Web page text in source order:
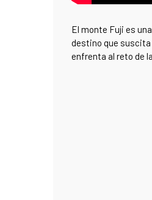
El monte Fuji es
destino que
enfrenta al reto de